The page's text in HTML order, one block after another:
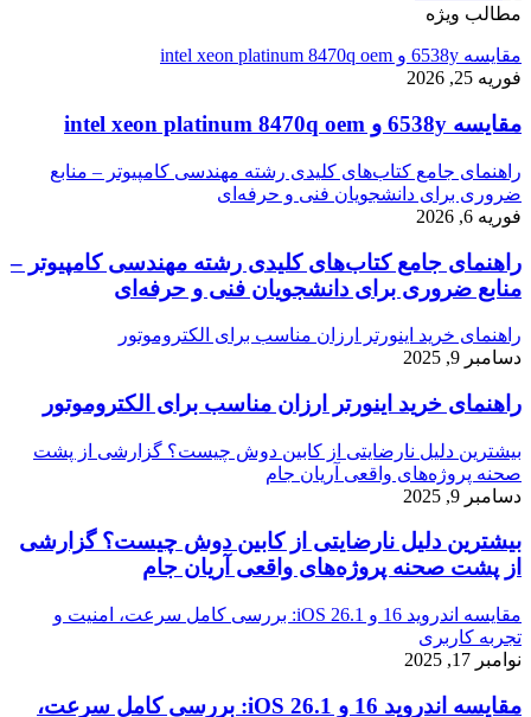
مطالب ویژه
مقایسه 6538y و intel xeon platinum 8470q oem
فوریه 25, 2026
مقایسه 6538y و intel xeon platinum 8470q oem
راهنمای جامع کتاب‌های کلیدی رشته مهندسی کامپیوتر – منابع
ضروری برای دانشجویان فنی و حرفه‌ای
فوریه 6, 2026
راهنمای جامع کتاب‌های کلیدی رشته مهندسی کامپیوتر –
منابع ضروری برای دانشجویان فنی و حرفه‌ای
راهنمای خرید اینورتر ارزان مناسب برای الکتروموتور
دسامبر 9, 2025
راهنمای خرید اینورتر ارزان مناسب برای الکتروموتور
بیشترین دلیل نارضایتی از کابین دوش چیست؟ گزارشی از پشت
صحنه پروژه‌های واقعی آریان جام
دسامبر 9, 2025
بیشترین دلیل نارضایتی از کابین دوش چیست؟ گزارشی
از پشت صحنه پروژه‌های واقعی آریان جام
مقایسه اندروید 16 و iOS 26.1: بررسی کامل سرعت، امنیت و
تجربه کاربری
نوامبر 17, 2025
مقایسه اندروید 16 و iOS 26.1: بررسی کامل سرعت،